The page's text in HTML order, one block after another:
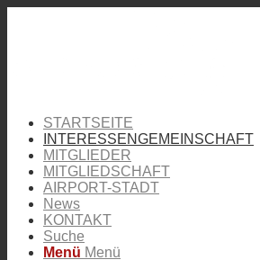
STARTSEITE
INTERESSENGEMEINSCHAFT
MITGLIEDER
MITGLIEDSCHAFT
AIRPORT-STADT
News
KONTAKT
Suche
Menü Menü